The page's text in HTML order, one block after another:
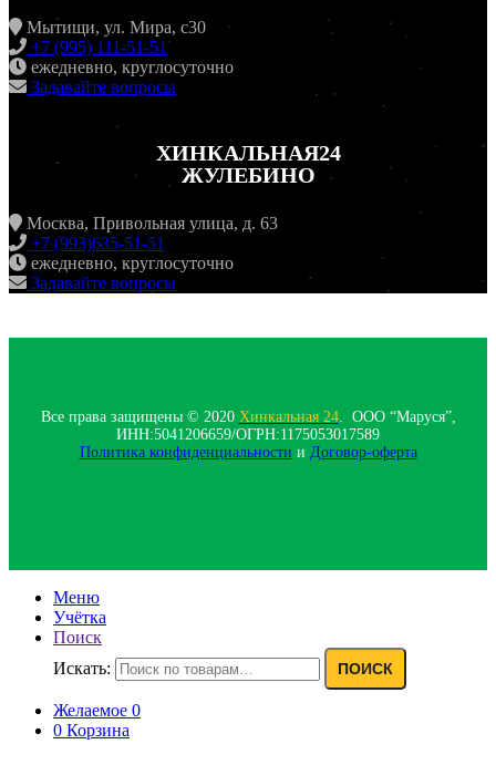
Мытищи, ул. Мира, с30
+7 (995) 111-51-51
ежедневно, круглосуточно
Задавайте вопросы
ХИНКАЛЬНАЯ24
ЖУЛЕБИНО
Москва, Привольная улица, д. 63
+7 (993)635-51-51
ежедневно, круглосуточно
Задавайте вопросы
Все права защищены © 2020 Хинкальная 24. ООО “Маруся”,
ИНН:5041206659/ОГРН:1175053017589
Политика конфиденциальности‍ и Договор-оферта
Меню
Учётка
Поиск
Искать:
ПОИСК
Желаемое 0
0 Корзина